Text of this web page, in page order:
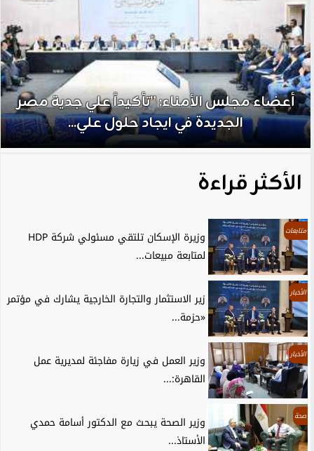
أعضاء مجلس الأمناء: ”تأكيداً علي جدية مصر
الجديدة في ايجاد حلول علي...
الأكثر قراءة
متابعات
وزيرة الإسكان تلتقي مسئولي شركة HDP
لمتابعة مبيعات...
الأخبار
زير الاستثمار والتجارة الخارجية يشارك في مؤتمر
«حزمة...
الأخبار
وزير العمل في زيارة مفاجئة لمديرية عمل
القاهرة:...
صحة
وزير الصحة يبحث مع الدكتور أسامة حمدي
الأستاذ...